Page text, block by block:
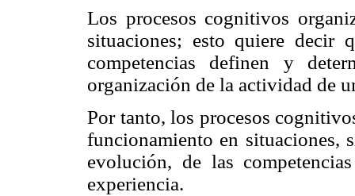
Los procesos cognitivos
situaciones; esto quiere decir
competencias definen y
organización de la actividad de
Por tanto, los procesos
funcionamiento en situaciones,
evolución, de las
experiencia.